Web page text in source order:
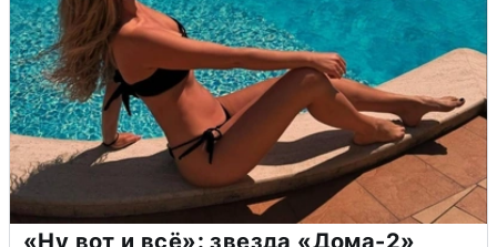
«Ну вот и всё»: звезда «Дома-2»